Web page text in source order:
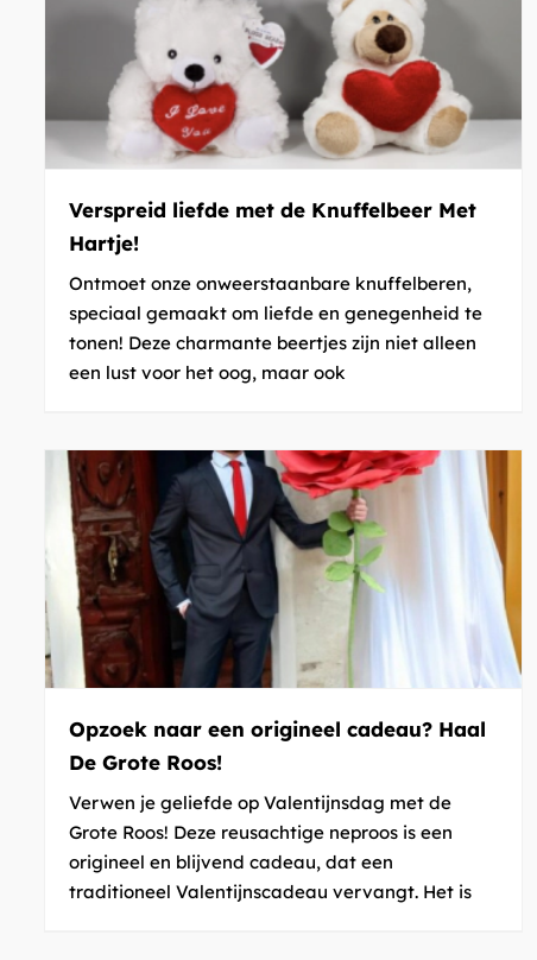
Verspreid liefde met de Knuffelbeer Met
Hartje!
Ontmoet onze onweerstaanbare knuffelberen,
speciaal gemaakt om liefde en genegenheid te
tonen! Deze charmante beertjes zijn niet alleen
een lust voor het oog, maar ook
Opzoek naar een origineel cadeau? Haal
De Grote Roos!
Verwen je geliefde op Valentijnsdag met de
Grote Roos! Deze reusachtige neproos is een
origineel en blijvend cadeau, dat een
traditioneel Valentijnscadeau vervangt. Het is